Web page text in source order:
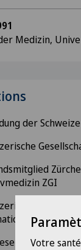
Medizin,
der
ZGI
SGAR
des
Votre